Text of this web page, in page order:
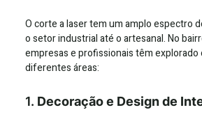
O corte a laser tem um amplo espectro
o setor industrial até o artesanal. No
empresas e profissionais têm explorado
diferentes áreas:
1. Decoração e Design de